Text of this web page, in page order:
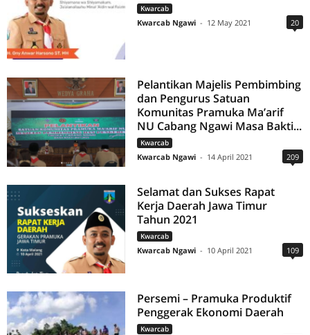
Kwarcab
Kwarcab Ngawi - 12 May 2021 20
Pelantikan Majelis Pembimbing
dan Pengurus Satuan
Komunitas Pramuka Ma’arif
NU Cabang Ngawi Masa Bakti...
Kwarcab
Kwarcab Ngawi - 14 April 2021 209
Selamat dan Sukses Rapat
Kerja Daerah Jawa Timur
Tahun 2021
Kwarcab
Kwarcab Ngawi - 10 April 2021 109
Persemi – Pramuka Produktif
Penggerak Ekonomi Daerah
Kwarcab